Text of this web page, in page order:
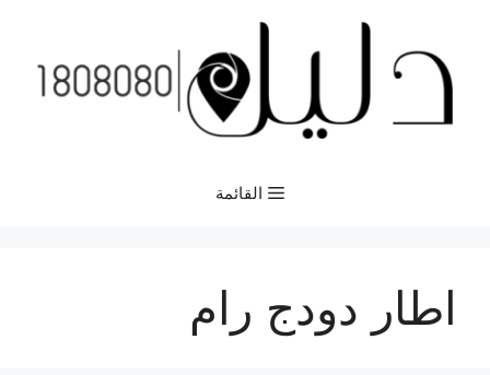
المحتوى
القائمة
اطار دودج رام